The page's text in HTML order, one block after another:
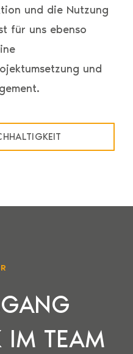
und die Nutzung
für uns ebenso
und
IM TEAM